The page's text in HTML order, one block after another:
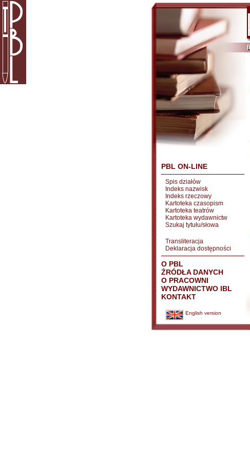
PBL ON-LINE
Spis działów
Indeks nazwisk
Indeks rzeczowy
Kartoteka czasopism
Kartoteka teatrów
Kartoteka wydawnictw
Szukaj tytułu/słowa
Transliteracja
Deklaracja dostępności
O PBL
ŹRÓDŁA DANYCH
O PRACOWNI
WYDAWNICTWO IBL
KONTAKT
English version